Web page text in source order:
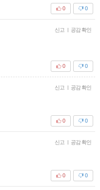
0
0
신고 | 공감 확인
0
0
신고 | 공감 확인
0
0
신고 | 공감 확인
0
0